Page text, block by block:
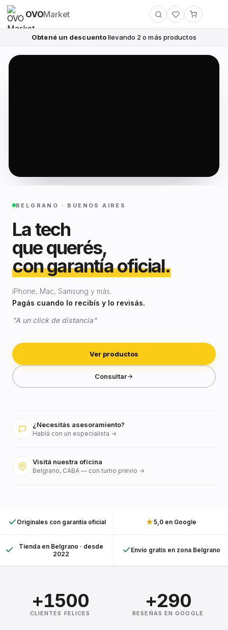
OVOMarket
Obtené un descuentollevando 2 o más productos
BELGRANO · BUENOS AIRES
La tech
que querés,
con garantía oficial.
iPhone, Mac, Samsung y más.
Pagás cuando lo recibís y lo revisás.
"A un click de distancia"
Ver productos
Consultar
¿Necesitás asesoramiento?
Hablá con un especialista →
Visitá nuestra oficina
Belgrano, CABA — con turno previo →
Originales con garantía oficial ★5,0 en Google
Tienda en Belgrano · desde
2022
Envío gratis en zona Belgrano
+1500
CLIENTES FELICES
+290
RESEÑAS EN GOOGLE